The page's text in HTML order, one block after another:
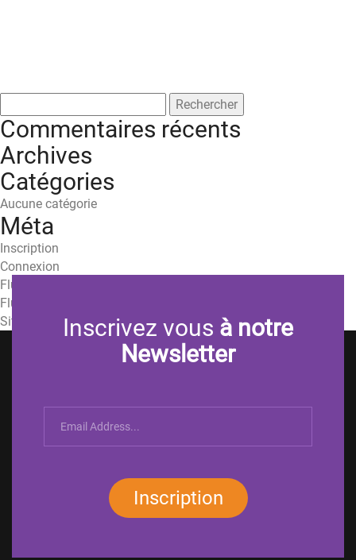
Commentaires récents
Archives
Catégories
Aucune catégorie
Méta
Inscription
Connexion
Flux des publications
Flux des commentaires
Site de WordPress-FRInscrivez vous à notre
Newsletter
Inscription